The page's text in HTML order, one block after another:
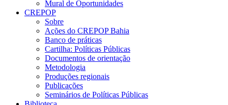
Mural de Oportunidades
CREPOP
Sobre
Ações do CREPOP Bahia
Banco de práticas
Cartilha: Políticas Públicas
Documentos de orientação
Metodologia
Produções regionais
Publicações
Seminários de Políticas Públicas